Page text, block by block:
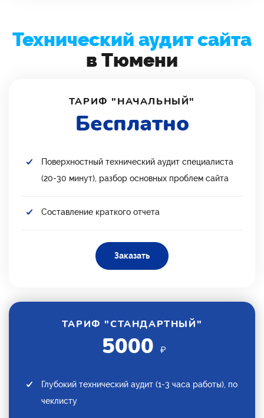
Технический аудит сайта
в Тюмени
ТАРИФ "НАЧАЛЬНЫЙ"
Бесплатно
Поверхностный технический аудит специалиста
(20-30 минут), разбор основных проблем сайта
Составление краткого отчета
Заказать
ТАРИФ "СТАНДАРТНЫЙ"
5000 ₽
Глубокий технический аудит (1-3 часа работы), по
чеклисту